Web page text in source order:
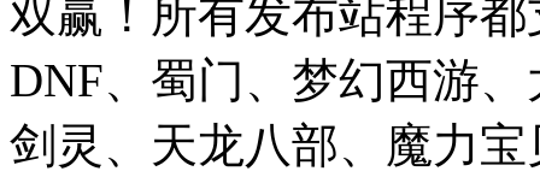
双赢！所有发布站程序
DNF、蜀门、梦幻西游
剑灵、天龙八部、魔力